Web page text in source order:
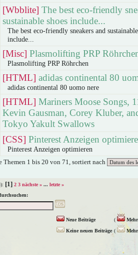
[Wbblite] The best eco-friendly
sustainable shoes include...
The best eco-friendly sneakers and
include...
[Misc] Plasmolifting PRP
Plasmolifting PRP Röhrchen
[HTML] adidas continental 80
adidas continental 80 uomo nere
[HTML] Mariners Moose Songs,
Kevin Gausman, Corey Kluber,
Tokyo Yakult Swallows
[CSS] Pinterest Anzeigen
Pinterest Anzeigen optimieren
Themen 1 bis 20 von 71, sortiert nach
[1] 2 3 nächste » ... letzte »
Neue Beiträge (
Keine neuen Beiträge (